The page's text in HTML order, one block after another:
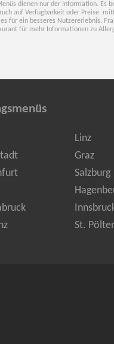
dienen nur der Information. Es
auf Verfügbarkeit oder Preise.
für ein besseres Nutzererlebnis.
für mehr Informationen zu
Linz
Graz
Salzburg
St.